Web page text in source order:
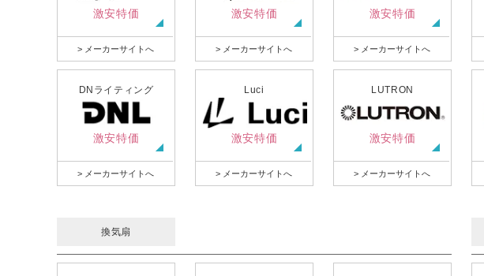
激安特価
> メーカーサイトへ
激安特価
> メーカーサイトへ
激安特価
> メーカーサイトへ
DNライティング
激安特価
> メーカーサイトへ
Luci
激安特価
> メーカーサイトへ
LUTRON
激安特価
> メーカーサイトへ
換気扇